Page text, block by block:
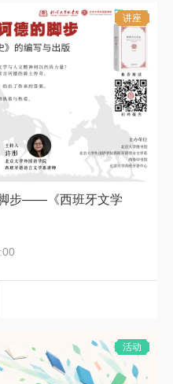
讲座
步——《西班牙文学
活动